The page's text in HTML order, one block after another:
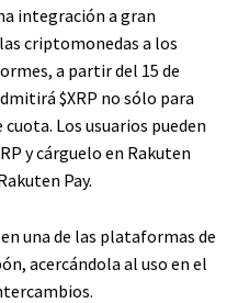
integración a gran
criptomonedas a los
a partir del 15 de
$XRP no sólo para
Los usuarios pueden
y cárguelo en Rakuten
Pay.
en una de las plataformas de
acercándola al uso en el